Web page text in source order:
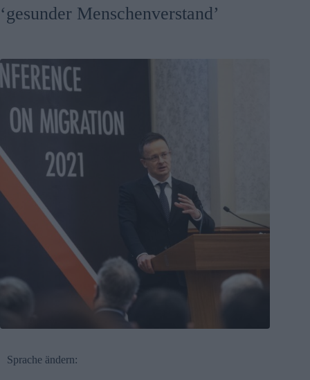
‘gesunder Menschenverstand’
Sprache ändern: